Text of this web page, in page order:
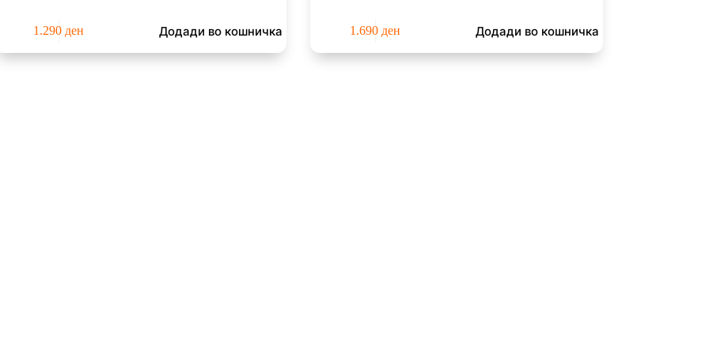
1.290 ден Додади во кошничка 1.690 ден Додади во кошничка